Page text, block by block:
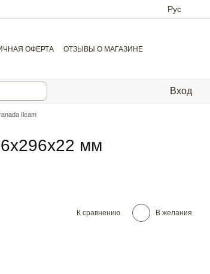
Рус
ОФЕРТА ОТЗЫВЫ О МАГАЗИНЕ
Вход
Ilcam
мм
К сравнению В желания